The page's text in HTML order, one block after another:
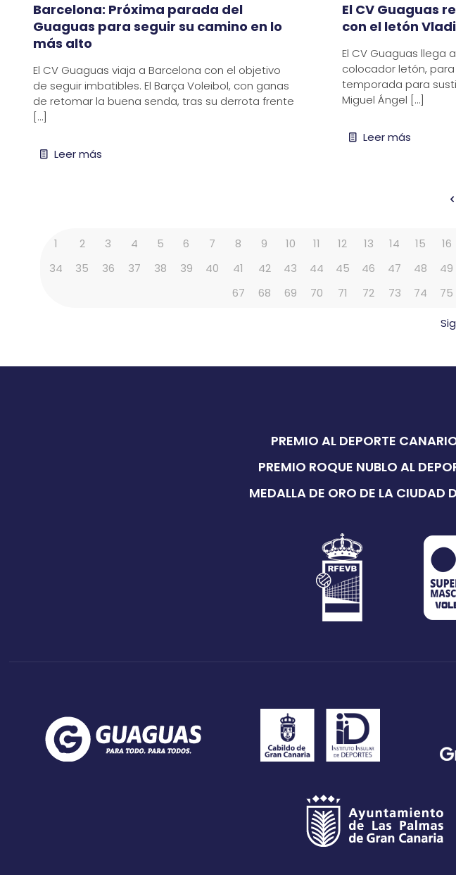
Barcelona: Próxima parada del
Guaguas para seguir su camino en lo
más alto
El CV Guaguas viaja a Barcelona con el objetivo
de seguir imbatibles. El Barça Voleibol, con ganas
de retomar la buena senda, tras su derrota frente
[…]
Leer más
El CV Guaguas
con el letón
El CV Guaguas llega
colocador letón,
temporada para
Miguel Ángel […]
Leer más
1 2 3 4 5 6 7 8 9 10 11 12 13 14 15 16
34
35 36 37 38 39 40 41 42 43 44 45 46 47 48 49
67
68 69 70 71 72 73 74 75
PREMIO AL DEPORTE
PREMIO ROQUE NUBLO AL
MEDALLA DE ORO DE LA CIUDAD